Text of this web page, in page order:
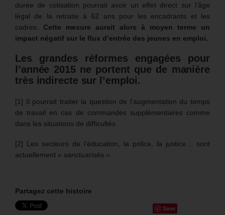
durée de cotisation pourrait avoir un effet direct sur l’âge
légal de la retraite à 62 ans pour les encadrants et les
cadres. Cette mesure aurait alors à moyen terme un
impact négatif sur le flux d’entrée des jeunes en emploi.
Les grandes réformes engagées pour
l’année 2015 ne portent que de manière
très indirecte sur l’emploi.
[1] Il pourrait traiter la question de l’augmentation du temps
de travail en cas de commandes supplémentaires comme
dans les situations de difficultés.
[2] Les secteurs de l’éducation, la police, la justice… sont
actuellement « sanctuarisés ».
Partagez cette histoire
Save